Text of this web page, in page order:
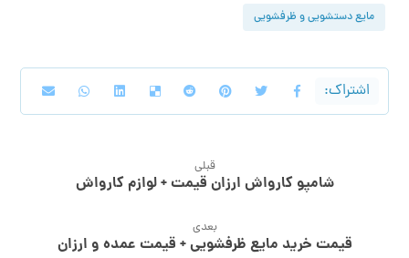
مایع دستشویی و ظرفشویی
قبلی
شامپو کارواش ارزان قیمت + لوازم کارواش
بعدی
قیمت خرید مایع ظرفشویی + قیمت عمده و ارزان